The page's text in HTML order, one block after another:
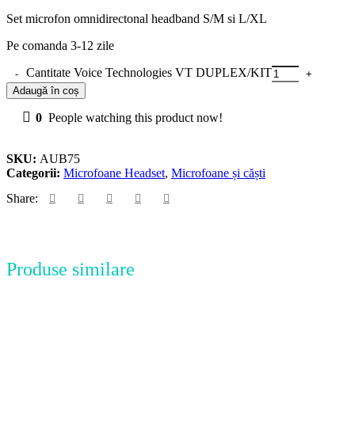
Set microfon omnidirectonal headband S/M si L/XL
Pe comanda 3-12 zile
Cantitate Voice Technologies VT DUPLEX/KIT
Adaugă în coș
0 People watching this product now!
SKU: AUB75
Categorii: Microfoane Headset, Microfoane și căști
Share:
Produse similare